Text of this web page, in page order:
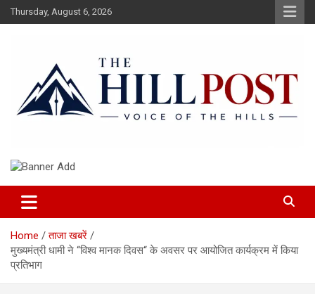
Skip
to
Thursday, August 6, 2026
The Hillpost
Home
ताजा खबरें
मुख्यमंत्री धामी ने “विश्व मानक दिवस“ के अवसर पर आयोजित कार्यक्रम में किया
प्रतिभाग